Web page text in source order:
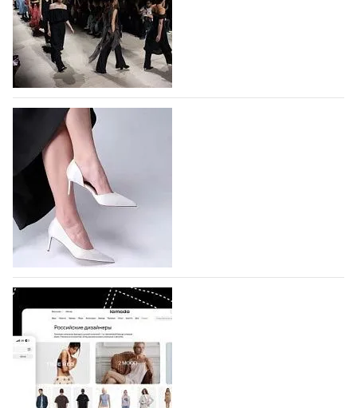
На участие в Московской неделе моды
подано 1047 заявок
На участие в седьмой Московской неделе моды,
которая пройдет в российской столице с 26 сентября
по 1 октября, уже подано 1047 заявок. Примерно
половину из них (494) прислали дизайнеры,
коллекции которых не были представлены в…
07.08.2026 700
BALLINA представит свои новинки на Euro
Shoes
Компания BALLINA Guangzhou Lihuang Footwear
Co., Ltd., основанная в 2011 году и расположенная в
Гуанчжоу, столице моды Китая, является